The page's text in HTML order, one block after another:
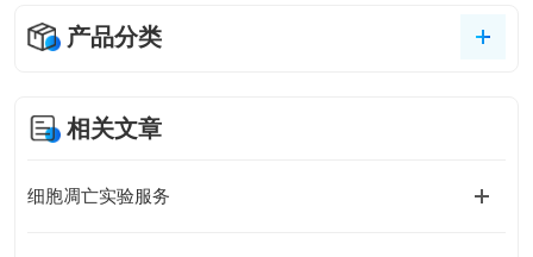
产品分类
相关文章
细胞凋亡实验服务